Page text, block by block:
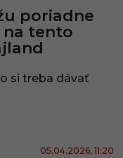
poriadne
na tento
si treba dávať
05.04.2026, 11:20